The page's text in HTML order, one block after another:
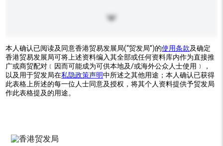
本人确认已阅读及同意香港贸易发展局(“贸发局”)的使用条款及确定
香港贸易发展局可将上述资料编入其全部或任何资料库内作为直接推
广或商贸配对﹝因而可能成为可供本地及/或海外公众人士使用﹞，
以及用于贸发局在私隐政策声明中所述之其他用途；本人确认已获得
此表格上所述的每一位人士同意及授权，将其个人资料提供予贸发局
作此表格提及的用途。